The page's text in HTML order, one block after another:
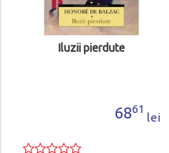
Crucea de cenusa
6237
lei